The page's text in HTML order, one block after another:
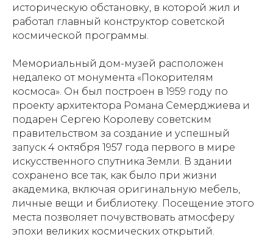
историческую обстановку, в которой жил и
работал главный конструктор советской
космической программы.
Мемориальный дом-музей расположен
недалеко от монумента «Покорителям
космоса». Он был построен в 1959 году по
проекту архитектора Романа Семерджиева и
подарен Сергею Королеву советским
правительством за создание и успешный
запуск 4 октября 1957 года первого в мире
искусственного спутника Земли. В здании
сохранено все так, как было при жизни
академика, включая оригинальную мебель,
личные вещи и библиотеку. Посещение этого
места позволяет почувствовать атмосферу
эпохи великих космических открытий.